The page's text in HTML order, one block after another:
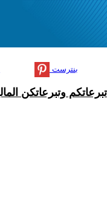
بنترست
تبرعاتكم وتبرعاتكن